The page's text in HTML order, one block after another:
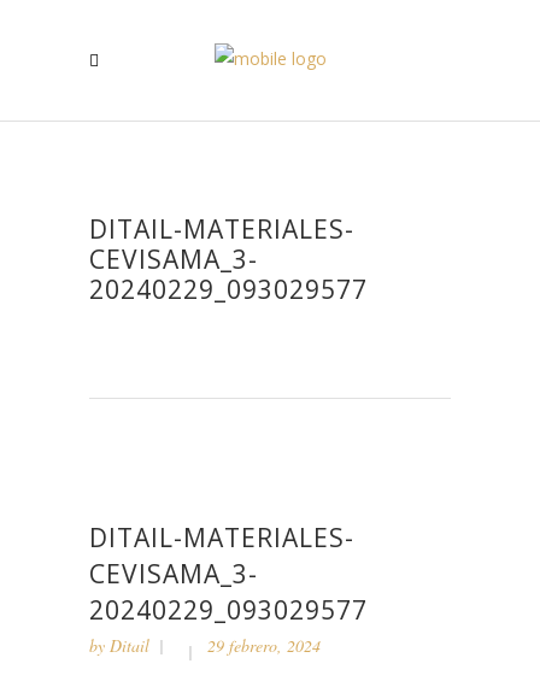
DITAIL-MATERIALES-
CEVISAMA_3-
20240229_093029577
DITAIL-MATERIALES-
CEVISAMA_3-
20240229_093029577
by Ditail 29 febrero, 2024